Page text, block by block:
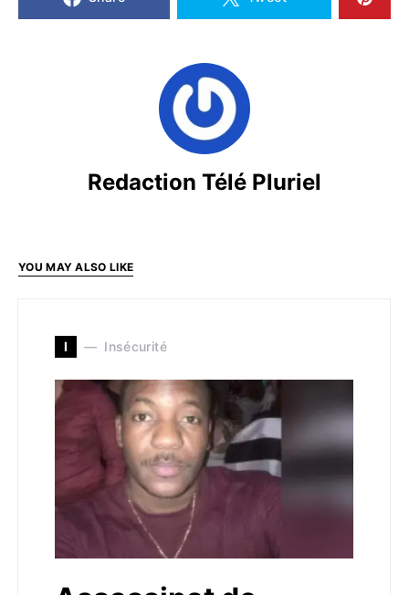
Redaction Télé Pluriel
YOU MAY ALSO LIKE
I Insécurité